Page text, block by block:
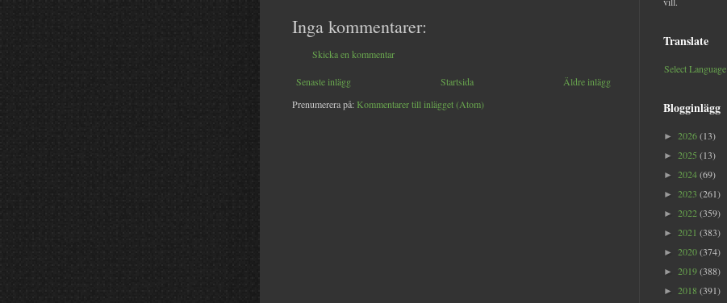
Inga kommentarer:
Skicka en kommentar
Senaste inlägg Äldre inlägg
Startsida
Prenumerera på: Kommentarer till inlägget (Atom)
Translate
Select Language
Blogginlägg
► 2026(13)
► 2025 (13)
► 2024(69)
► 2023 (261)
► 2022(359)
► 2021 (383)
► 2020(374)
► 2019(388)
► 2018 (391)